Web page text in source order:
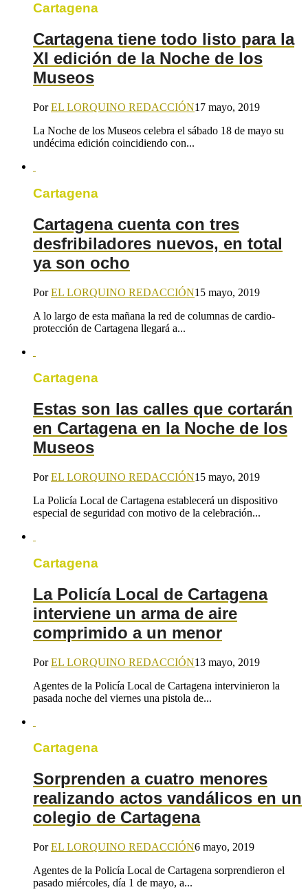
Cartagena
Cartagena tiene todo listo para la
XI edición de la Noche de los
Museos
PorEL LORQUINO REDACCIÓN17 mayo, 2019
La Noche de los Museos celebra el sábado 18 de mayo su
undécima edición coincidiendo con...
Cartagena
Cartagena cuenta con tres
desfribiladores nuevos, en total
ya son ocho
PorEL LORQUINO REDACCIÓN15 mayo, 2019
A lo largo de esta mañana la red de columnas de cardio-
protección de Cartagena llegará a...
Cartagena
Estas son las calles que cortarán
en Cartagena en la Noche de los
Museos
PorEL LORQUINO REDACCIÓN15 mayo, 2019
La Policía Local de Cartagena establecerá un dispositivo
especial de seguridad con motivo de la celebración...
Cartagena
La Policía Local de Cartagena
interviene un arma de aire
comprimido a un menor
PorEL LORQUINO REDACCIÓN13 mayo, 2019
Agentes de la Policía Local de Cartagena intervinieron la
pasada noche del viernes una pistola de...
Cartagena
Sorprenden a cuatro menores
realizando actos vandálicos en un
colegio de Cartagena
PorEL LORQUINO REDACCIÓN6 mayo, 2019
Agentes de la Policía Local de Cartagena sorprendieron el
pasado miércoles, día 1 de mayo, a...